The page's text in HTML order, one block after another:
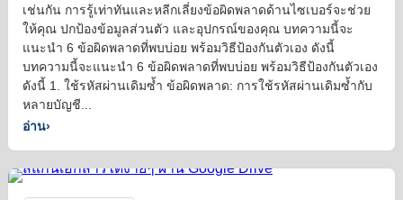
เช่นกัน การรู้เท่าทันและหลีกเลี่ยงข้อผิดพลาดด้านไซเบอร์จะช่วย
ให้คุณ ปกป้องข้อมูลส่วนตัว และอุปกรณ์ของคุณ บทความนี้จะ
แนะนำ 6 ข้อผิดพลาดที่พบบ่อย พร้อมวิธีป้องกันตัวเอง ดังนี้
บทความนี้จะแนะนำ 6 ข้อผิดพลาดที่พบบ่อย พร้อมวิธีป้องกันตัวเอง
ดังนี้ 1. ใช้รหัสผ่านเดิมซ้ำ ข้อผิดพลาด: การใช้รหัสผ่านเดิมซ้ำกับ
หลายบัญชี...
อ่าน›